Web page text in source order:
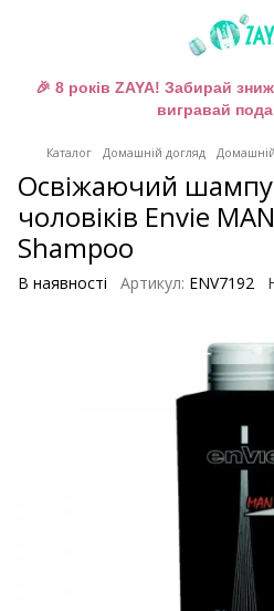
🎉 8 років ZAYA! Забирай
вигравай
Каталог Домашній догляд
Освіжаючий
чоловіків Envie
Shampoo
В наявності Артикул: ENV7192